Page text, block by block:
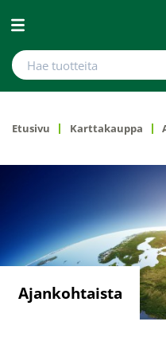
Avaa valikko
Hae tuotteita
Etusivu Karttakauppa
Ajankohtaista